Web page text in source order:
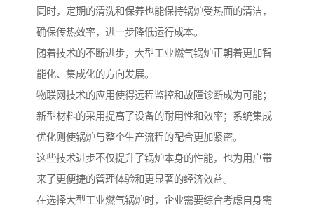
同时，定期的清洗和保养也能保持锅炉受热面的清洁，
确保传热效率，进一步降低运行成本。
随着技术的不断进步，大型工业燃气锅炉正朝着更加智
能化、集成化的方向发展。
物联网技术的应用使得远程监控和故障诊断成为可能；
新型材料的采用提高了设备的耐用性和效率；系统集成
优化则使锅炉与整个生产流程的配合更加紧密。
这些技术进步不仅提升了锅炉本身的性能，也为用户带
来了更便捷的管理体验和更显著的经济效益。
在选择大型工业燃气锅炉时，企业需要综合考虑自身需